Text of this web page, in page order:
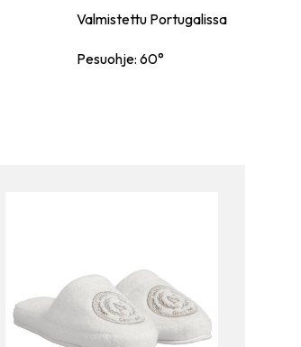
Valmistettu Portugalissa
Pesuohje: 60°